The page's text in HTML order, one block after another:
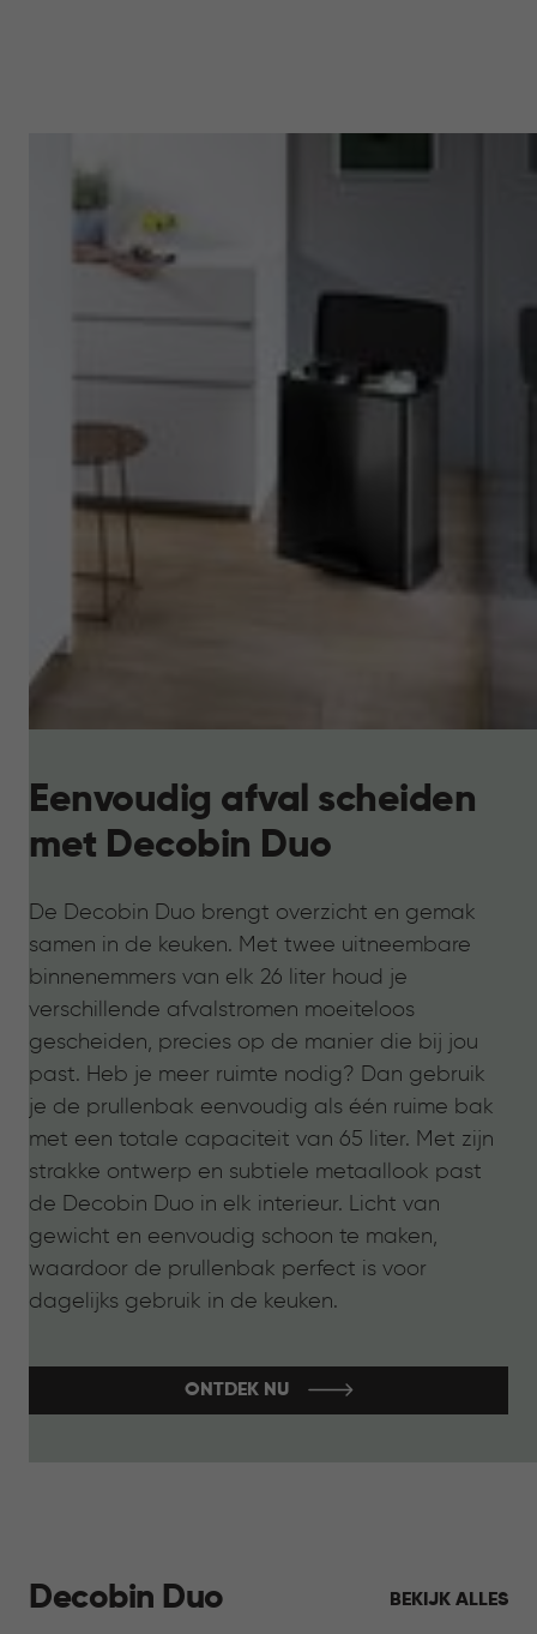
Eenvoudig afval scheiden
met Decobin Duo
De Decobin Duo brengt overzicht en gemak
samen in de keuken. Met twee uitneembare
binnenemmers van elk 26 liter houd je
verschillende afvalstromen moeiteloos
gescheiden, precies op de manier die bij jou
past. Heb je meer ruimte nodig? Dan gebruik
je de prullenbak eenvoudig als één ruime bak
met een totale capaciteit van 65 liter. Met zijn
strakke ontwerp en subtiele metaallook past
de Decobin Duo in elk interieur. Licht van
gewicht en eenvoudig schoon te maken,
waardoor de prullenbak perfect is voor
dagelijks gebruik in de keuken.
ONTDEK NU
Decobin Duo BEKIJK ALLES